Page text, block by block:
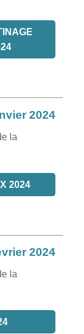
2024
la
2024
2024
la